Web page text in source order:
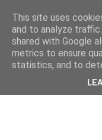
This site uses
and to analyze
shared with Google
metrics to ensure
statistics, and to